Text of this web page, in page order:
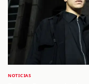
NOTICIAS